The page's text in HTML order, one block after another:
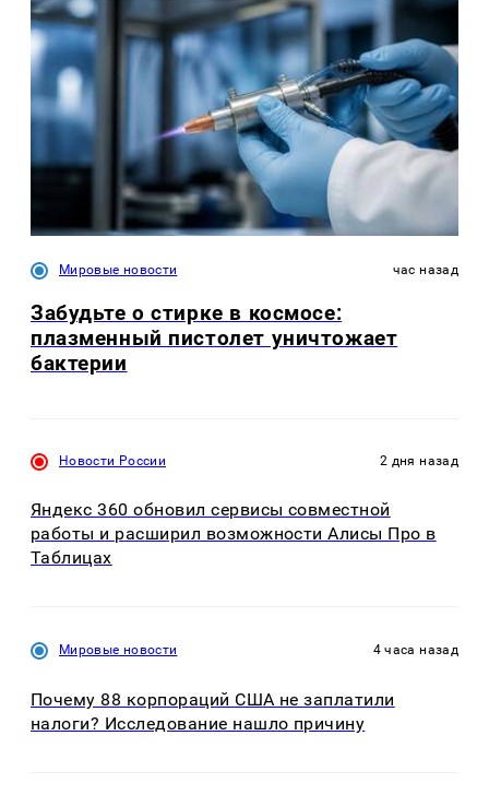
Мировые новости час назад
Забудьте о стирке в космосе:
плазменный пистолет уничтожает
бактерии
Новости России 2 дня назад
Яндекс 360 обновил сервисы совместной
работы и расширил возможности Алисы Про в
Таблицах
Мировые новости 4 часа назад
Почему 88 корпораций США не заплатили
налоги? Исследование нашло причину